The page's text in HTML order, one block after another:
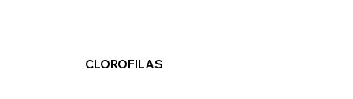
CLOROFILAS